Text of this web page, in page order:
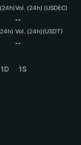
Vol. (24h) (USDEC)
--
Vol. (24h)(USDT)
--
1D 1S